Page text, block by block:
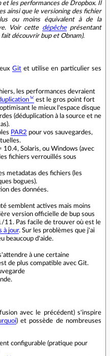
les performances de Dropbox. Il
ainsi que le versioning des fichier
ou moins équivalent à de la
Voir cette dépêcheprésentant
découvrir bup et Obnam).
Gitet utilise en particulier ses
les performances devraient
est le gros point fort
le mieux l'espace disque
(déduplication à la source et ne
PAR2 pour vos sauvegardes,
10.4, Solaris, ou Windows (avec
fichiers verrouillés sous
metadatas des fichiers (les
bogues).
des données.
semblent actives mais moins
version officielle de bup sous
Pas facile de trouver où est le
à jour. Sur les problèmes que j'ai
beaucoup d'aide.
à une certaine
de plus compatible avec Git.
avec le précédent) s'inspire
) et possède de nombreuses
configurable (pratique pour